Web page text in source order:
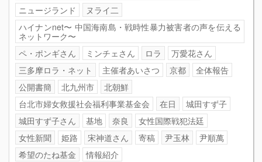
ニュージランド
ヌライ二
ハイナンnet〜 中国海南島・戦時性暴力被害者の声を伝える
ネットワーク〜
ペ・ポンギさん
ミンチェさん ロラ
万愛花さん
三多摩ロラ・ネット
主催者あいさつ 京都
全体報告
公開書簡
北九州市
北朝鮮
台北市婦女救援社会福利事業基金会
在日
城田すず子
城田すず子さん
基地 奈良
女性国際戦犯法廷
女性新聞
姫路 宋神道さん 寄稿 尹玉林
尹順萬
希望のたね基金
情報紹介